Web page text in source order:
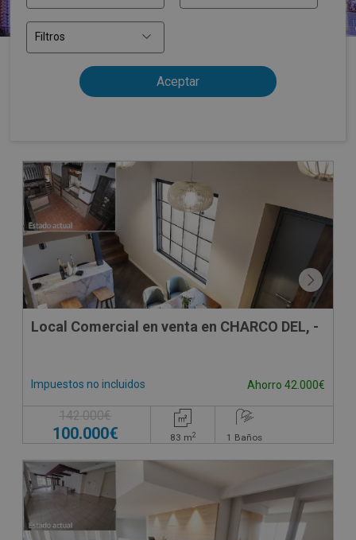
Filtros
Local Comercial en venta en CHARCO DEL, -
Impuestos no incluidos Ahorro 42.000€
142.000€
100.000€ 83 m2 1 Baños